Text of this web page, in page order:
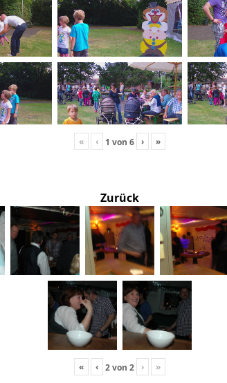
« ‹ 1 von 6 › »
Zurück
« ‹ 2von 2 › »